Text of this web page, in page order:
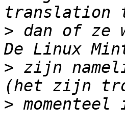
> dan of ze
> zijn
>